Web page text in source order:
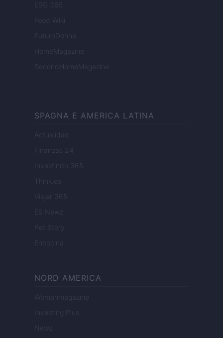
ESG 365
Food Wiki
FuturoDonna
HomeMagazine
SecondHomeMagazine
SPAGNA E AMERICA LATINA
Actualidad
Finanzas 24
Investindo 365
Think.es
Viajar 365
ES Newz
Pet Story
Encocina
NORD AMERICA
Womanmagazine
Investing Plus
Newz